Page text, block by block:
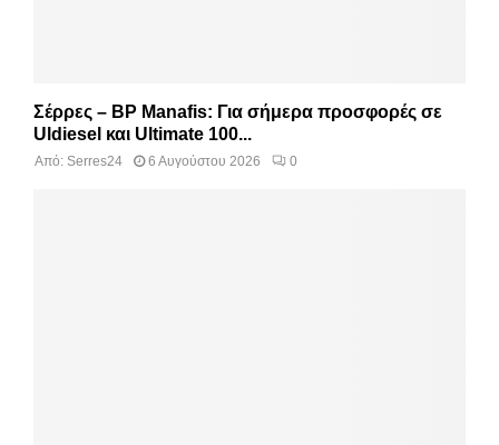
Σέρρες – BP Manafis: Για σήμερα προσφορές σε
Uldiesel και Ultimate 100...
Από: Serres24 6 Αυγούστου 2026 0